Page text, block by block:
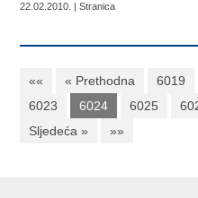
22.02.2010. | Stranica
«« « Prethodna 6019
6023
6024 6025
Sljedeća »
»»